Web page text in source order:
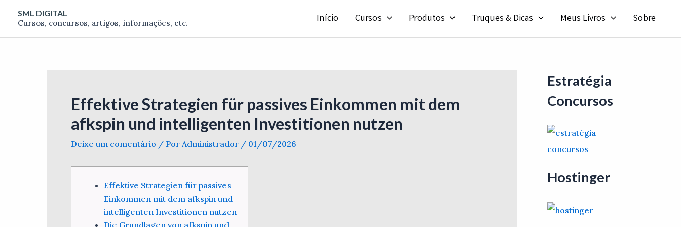
SML DIGITAL
Cursos, concursos, artigos, informações, etc.
Início Cursos Produtos Truques & Dicas Meus Livros Sobre
Effektive Strategien für passives Einkommen mit dem
afkspin und intelligenten Investitionen nutzen
Deixe um comentário / Por Administrador / 01/07/2026
Effektive Strategien für passives
Einkommen mit dem afkspin und
intelligenten Investitionen nutzen
Die Grundlagen von afkspin und
navigation
Estratégia
Concursos
Hostinger